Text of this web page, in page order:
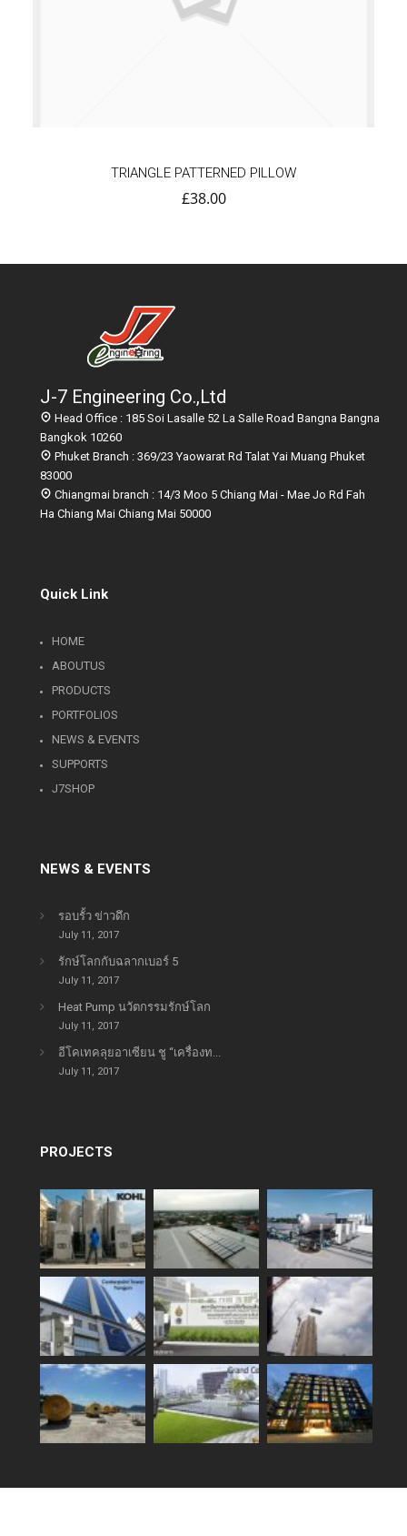
TRIANGLE PATTERNED PILLOW
£38.00
J-7 Engineering Co.,Ltd
Head Office : 185 Soi Lasalle 52 La Salle Road Bangna Bangna
Bangkok 10260
Phuket Branch : 369/23 Yaowarat Rd Talat Yai Muang Phuket
83000
Chiangmai branch : 14/3 Moo 5 Chiang Mai - Mae Jo Rd Fah
Ha Chiang Mai Chiang Mai 50000
Quick Link
HOME
ABOUTUS
PRODUCTS
PORTFOLIOS
NEWS & EVENTS
SUPPORTS
J7SHOP
NEWS & EVENTS
รอบรั้ว ข่าวดึก
July 11, 2017
รักษ์โลกกับฉลากเบอร์ 5
July 11, 2017
Heat Pump นวัตกรรมรักษ์โลก
July 11, 2017
อีโคเทคลุยอาเซียน ชู “เครื่องท...
July 11, 2017
PROJECTS